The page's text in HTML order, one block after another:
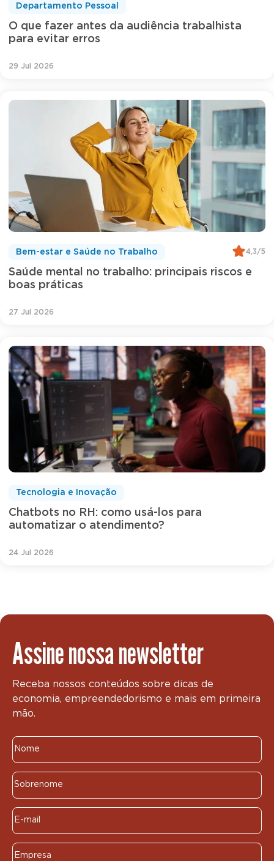
O que fazer antes da audiência trabalhista
para evitar erros
Departamento Pessoal
29 Jul 2026
Saúde mental no trabalho: principais riscos e
boas práticas
Bem-estar e Saúde no Trabalho 4,3/5
27 Jul 2026
Chatbots no RH: como usá-los para
automatizar o atendimento?
Tecnologia e Inovação
24 Jul 2026
Assine nossa newsletter
Receba nossos conteúdos sobre dicas de
economia, empreendedorismo e mais em primeira
mão.